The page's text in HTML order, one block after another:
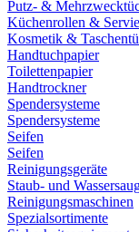
Putz- &
Küchenrollen &
Kosmetik &
Handtuchpapier
Toilettenpapier
Handtrockner
Spendersysteme
Spendersysteme
Seifen
Seifen
Reinigungsgeräte
Staub- und
Reinigungsmaschinen
Spezialsortimente